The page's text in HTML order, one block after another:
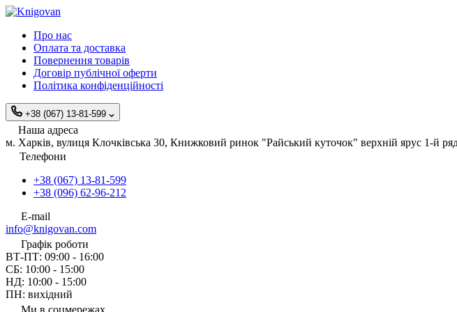
Про нас
Оплата та доставка
Повернення товарів
Договір публічної оферти
Політика конфіденційності
+38 (067) 13-81-599
Наша адреса
м. Харків, вулиця Клочківська 30, Книжковий ринок "Райський куточок" верхній ярус 1-й
Телефони
+38 (067) 13-81-599
+38 (096) 62-96-212
E-mail
info@knigovan.com
Графік роботи
ВТ-ПТ: 09:00 - 16:00
СБ: 10:00 - 15:00
НД: 10:00 - 15:00
ПН: вихідний
Ми в соцмережах